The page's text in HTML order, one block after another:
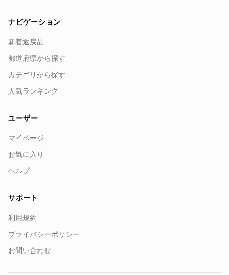
ナビゲーション
新着返戻品
都道府県から探す
カテゴリから探す
人気ランキング
ユーザー
マイページ
お気に入り
ヘルプ
サポート
利用規約
プライバシーポリシー
お問い合わせ